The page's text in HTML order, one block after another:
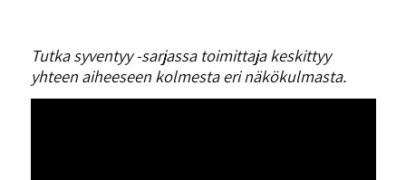
Tutka syventyy -sarjassa toimittaja keskittyy
yhteen aiheeseen kolmesta eri näkökulmasta.